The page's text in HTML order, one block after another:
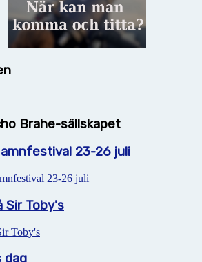
Brahe-sällskapet
23-26 juli
Sir Toby's
dag